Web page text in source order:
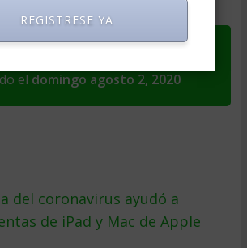
el domingo agosto 2, 2020
del coronavirus ayudó a
de iPad y Mac de Apple
REGISTRESE YA